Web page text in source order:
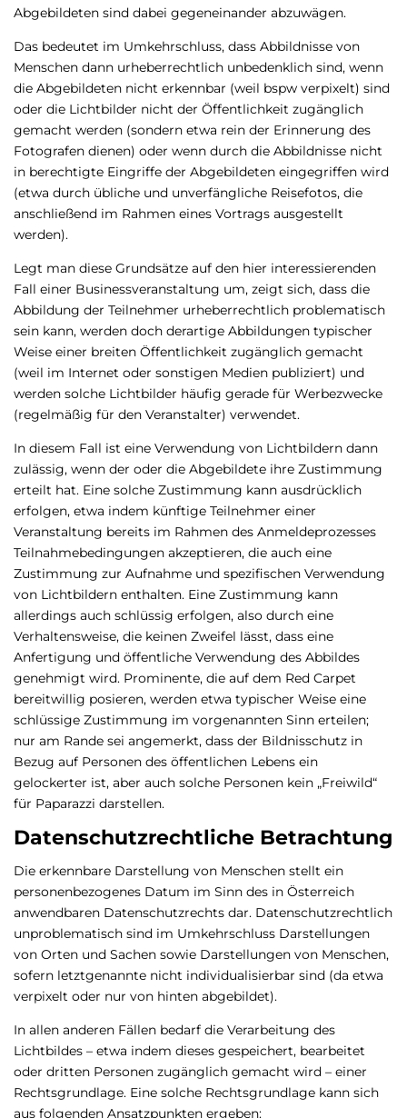
Abgebildeten sind dabei gegeneinander abzuwägen.
Das bedeutet im Umkehrschluss, dass Abbildnisse von
Menschen dann urheberrechtlich unbedenklich sind, wenn
die Abgebildeten nicht erkennbar (weil bspw verpixelt) sind
oder die Lichtbilder nicht der Öffentlichkeit zugänglich
gemacht werden (sondern etwa rein der Erinnerung des
Fotografen dienen) oder wenn durch die Abbildnisse nicht
in berechtigte Eingriffe der Abgebildeten eingegriffen wird
(etwa durch übliche und unverfängliche Reisefotos, die
anschließend im Rahmen eines Vortrags ausgestellt
werden).
Legt man diese Grundsätze auf den hier interessierenden
Fall einer Businessveranstaltung um, zeigt sich, dass die
Abbildung der Teilnehmer urheberrechtlich problematisch
sein kann, werden doch derartige Abbildungen typischer
Weise einer breiten Öffentlichkeit zugänglich gemacht
(weil im Internet oder sonstigen Medien publiziert) und
werden solche Lichtbilder häufig gerade für Werbezwecke
(regelmäßig für den Veranstalter) verwendet.
In diesem Fall ist eine Verwendung von Lichtbildern dann
zulässig, wenn der oder die Abgebildete ihre Zustimmung
erteilt hat. Eine solche Zustimmung kann ausdrücklich
erfolgen, etwa indem künftige Teilnehmer einer
Veranstaltung bereits im Rahmen des Anmeldeprozesses
Teilnahmebedingungen akzeptieren, die auch eine
Zustimmung zur Aufnahme und spezifischen Verwendung
von Lichtbildern enthalten. Eine Zustimmung kann
allerdings auch schlüssig erfolgen, also durch eine
Verhaltensweise, die keinen Zweifel lässt, dass eine
Anfertigung und öffentliche Verwendung des Abbildes
genehmigt wird. Prominente, die auf dem Red Carpet
bereitwillig posieren, werden etwa typischer Weise eine
schlüssige Zustimmung im vorgenannten Sinn erteilen;
nur am Rande sei angemerkt, dass der Bildnisschutz in
Bezug auf Personen des öffentlichen Lebens ein
gelockerter ist, aber auch solche Personen kein „Freiwild“
für Paparazzi darstellen.
Datenschutzrechtliche Betrachtung
Die erkennbare Darstellung von Menschen stellt ein
personenbezogenes Datum im Sinn des in Österreich
anwendbaren Datenschutzrechts dar. Datenschutzrechtlich
unproblematisch sind im Umkehrschluss Darstellungen
von Orten und Sachen sowie Darstellungen von Menschen,
sofern letztgenannte nicht individualisierbar sind (da etwa
verpixelt oder nur von hinten abgebildet).
In allen anderen Fällen bedarf die Verarbeitung des
Lichtbildes – etwa indem dieses gespeichert, bearbeitet
oder dritten Personen zugänglich gemacht wird – einer
Rechtsgrundlage. Eine solche Rechtsgrundlage kann sich
aus folgenden Ansatzpunkten ergeben: